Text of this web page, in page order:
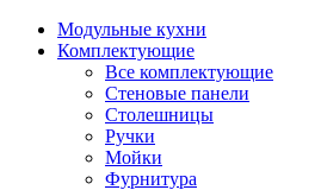
Модульные кухни
Комплектующие
Все комплектующие
Стеновые панели
Столешницы
Ручки
Мойки
Фурнитура